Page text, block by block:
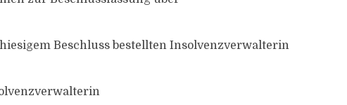
Beschluss bestellten Insolvenzverwalterin